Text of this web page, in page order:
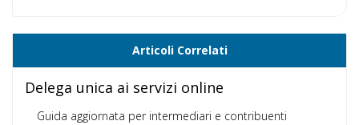
Articoli Correlati
Delega unica ai servizi online
Guida aggiornata per intermediari e contribuenti